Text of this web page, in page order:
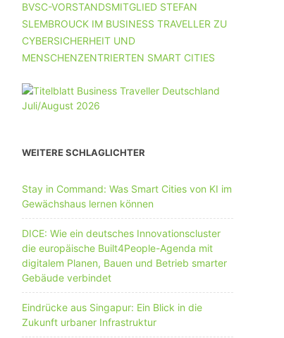
BVSC-VORSTANDSMITGLIED STEFAN
SLEMBROUCK IM BUSINESS TRAVELLER ZU
CYBERSICHERHEIT UND
MENSCHENZENTRIERTEN SMART CITIES
WEITERE SCHLAGLICHTER
Stay in Command: Was Smart Cities von KI im
Gewächshaus lernen können
DICE: Wie ein deutsches Innovationscluster
die europäische Built4People-Agenda mit
digitalem Planen, Bauen und Betrieb smarter
Gebäude verbindet
Eindrücke aus Singapur: Ein Blick in die
Zukunft urbaner Infrastruktur